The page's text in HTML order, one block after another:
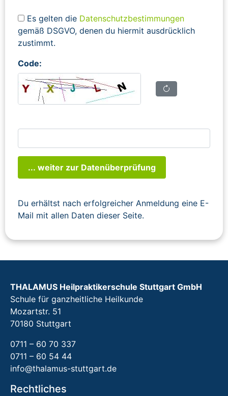
Es gelten die Datenschutzbestimmungen
gemäß DSGVO, denen du hiermit ausdrücklich
zustimmt.
Code:
... weiter zur Datenüberprüfung
Du erhältst nach erfolgreicher Anmeldung eine E-
Mail mit allen Daten dieser Seite.
THALAMUS Heilpraktikerschule Stuttgart GmbH
Schule für ganzheitliche Heilkunde
Mozartstr. 51
70180 Stuttgart
0711 – 60 70 337
0711 – 60 54 44
info@thalamus-stuttgart.de
Rechtliches